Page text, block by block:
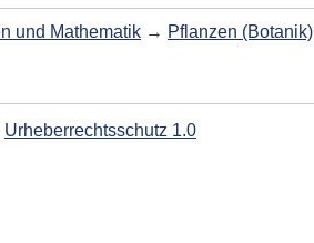
und Mathematik → Pflanzen (Botanik)
Urheberrechtsschutz 1.0